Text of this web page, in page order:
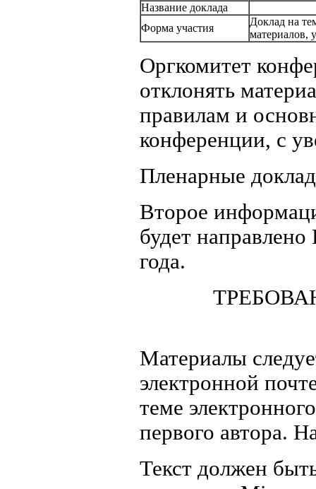
Название доклада
Форма участия
Доклад на
материалов,
Оргкомитет
отклонять
правилам и
конференции, с
Пленарные
Второе
будет
года.
Материалы
электронной
теме
первого автора.
Текст должен